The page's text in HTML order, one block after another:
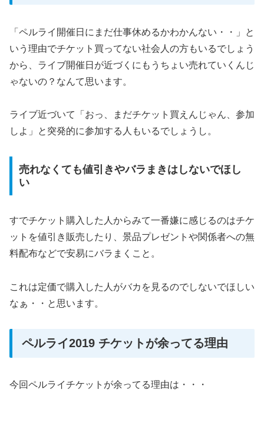
「ペルライ開催日にまだ仕事休めるかわかんない・・」と
いう理由でチケット買ってない社会人の方もいるでしょう
から、ライブ開催日が近づくにもうちょい売れていくんじ
ゃないの？なんて思います。
ライブ近づいて「おっ、まだチケット買えんじゃん、参加
しよ」と突発的に参加する人もいるでしょうし。
売れなくても値引きやバラまきはしないでほし
い
すでチケット購入した人からみて一番嫌に感じるのはチケ
ットを値引き販売したり、景品プレゼントや関係者への無
料配布などで安易にバラまくこと。
これは定価で購入した人がバカを見るのでしないでほしい
なぁ・・と思います。
ペルライ2019 チケットが余ってる理由
今回ペルライチケットが余ってる理由は・・・